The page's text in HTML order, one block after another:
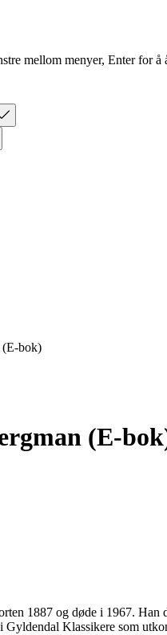
mellom menyer, Enter for å
(E-bok)
(E-
1887 og døde i 1967. Han
Gyldendal Klassikere som